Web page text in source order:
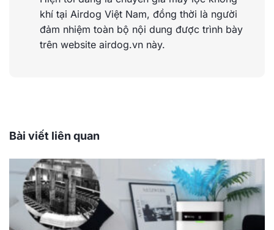
khí tại Airdog Việt Nam, đồng thời là người
đảm nhiệm toàn bộ nội dung được trình bày
trên website airdog.vn này.
Bài viết liên quan